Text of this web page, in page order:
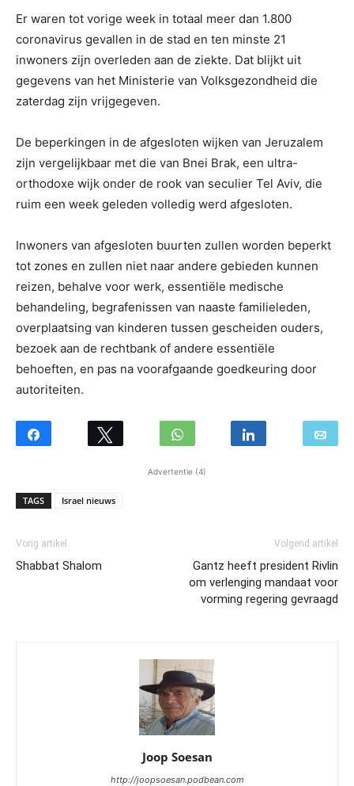
Er waren tot vorige week in totaal meer dan 1.800
coronavirus gevallen in de stad en ten minste 21
inwoners zijn overleden aan de ziekte. Dat blijkt uit
gegevens van het Ministerie van Volksgezondheid die
zaterdag zijn vrijgegeven.
De beperkingen in de afgesloten wijken van Jeruzalem
zijn vergelijkbaar met die van Bnei Brak, een ultra-
orthodoxe wijk onder de rook van seculier Tel Aviv, die
ruim een week geleden volledig werd afgesloten.
Inwoners van afgesloten buurten zullen worden beperkt
tot zones en zullen niet naar andere gebieden kunnen
reizen, behalve voor werk, essentiële medische
behandeling, begrafenissen van naaste familieleden,
overplaatsing van kinderen tussen gescheiden ouders,
bezoek aan de rechtbank of andere essentiële
behoeften, en pas na voorafgaande goedkeuring door
autoriteiten.
Advertentie (4)
TAGS Israel nieuws
Vorig artikel
Shabbat Shalom
Volgend artikel
Gantz heeft president Rivlin
om verlenging mandaat voor
vorming regering gevraagd
Joop Soesan
http://joopsoesan.podbean.com